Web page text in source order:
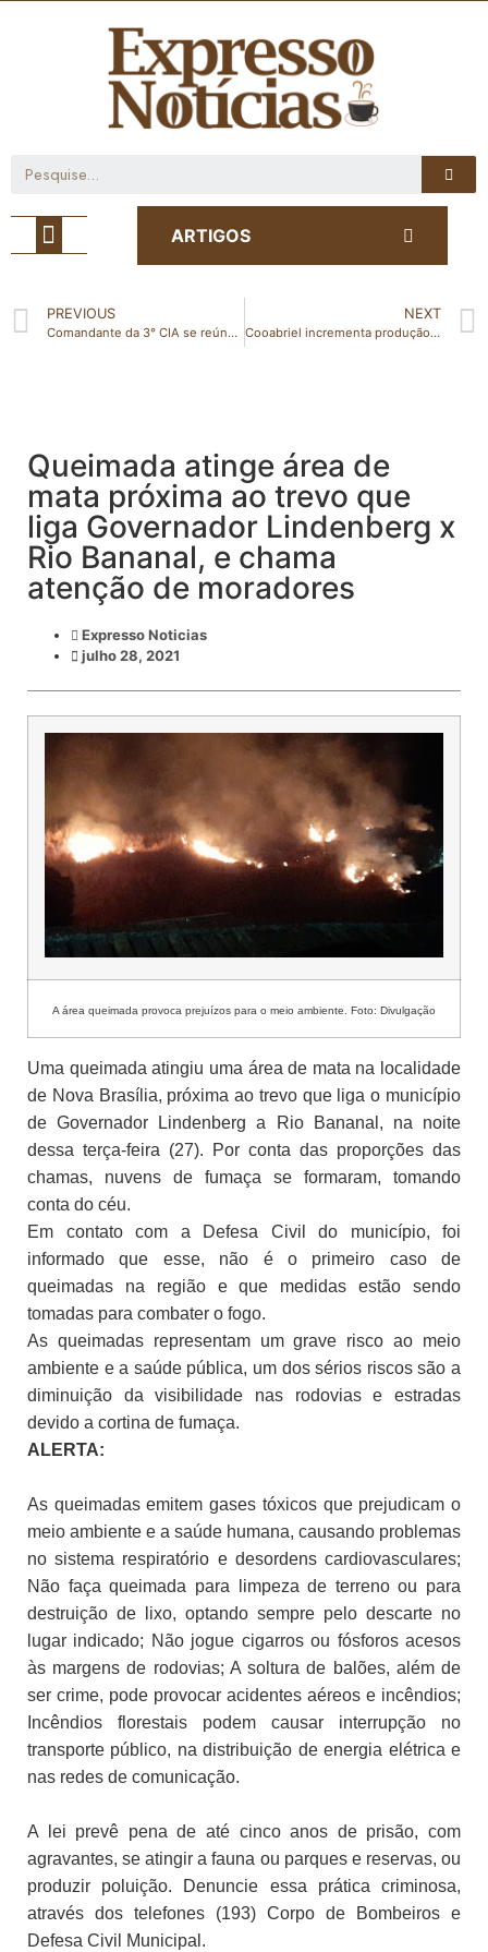
ARTIGOS
PREVIOUS
Comandante da 3° CIA se reúne com prefeito e vice-prefeito de Governador Lindenberg
NEXT
Cooabriel incrementa produção de cafés certificados
Queimada atinge área de
mata próxima ao trevo que
liga Governador Lindenberg x
Rio Bananal, e chama
atenção de moradores
Expresso Noticias
julho 28, 2021
A área queimada provoca prejuízos para o meio ambiente. Foto: Divulgação
Uma queimada atingiu uma área de mata na localidade
de Nova Brasília, próxima ao trevo que liga o município
de Governador Lindenberg a Rio Bananal, na noite
dessa terça-feira (27). Por conta das proporções das
chamas, nuvens de fumaça se formaram, tomando
conta do céu.
Em contato com a Defesa Civil do município, foi
informado que esse, não é o primeiro caso de
queimadas na região e que medidas estão sendo
tomadas para combater o fogo.
As queimadas representam um grave risco ao meio
ambiente e a saúde pública, um dos sérios riscos são a
diminuição da visibilidade nas rodovias e estradas
devido a cortina de fumaça.
ALERTA:
As queimadas emitem gases tóxicos que prejudicam o
meio ambiente e a saúde humana, causando problemas
no sistema respiratório e desordens cardiovasculares;
Não faça queimada para limpeza de terreno ou para
destruição de lixo, optando sempre pelo descarte no
lugar indicado; Não jogue cigarros ou fósforos acesos
às margens de rodovias; A soltura de balões, além de
ser crime, pode provocar acidentes aéreos e incêndios;
Incêndios florestais podem causar interrupção no
transporte público, na distribuição de energia elétrica e
nas redes de comunicação.
A lei prevê pena de até cinco anos de prisão, com
agravantes, se atingir a fauna ou parques e reservas, ou
produzir poluição. Denuncie essa prática criminosa,
através dos telefones (193) Corpo de Bombeiros e
Defesa Civil Municipal.